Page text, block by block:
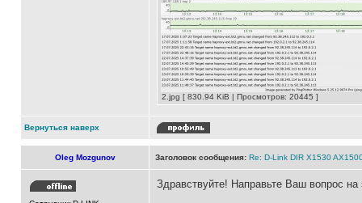
2.jpg [ 830.94 KiB | Просмотров: 20445 ]
Вернуться наверх
Oleg Mozgunov Заголовок сообщения: Re: D-Link DIR X1530
Здравствуйте! Направьте Ваш вопрос